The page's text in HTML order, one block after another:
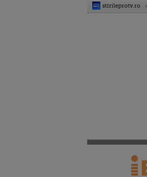
stirileprotv.ro